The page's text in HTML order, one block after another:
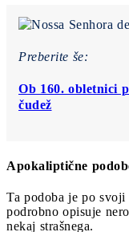
Preberite še:
Ob 160. obletnici
čudež
Apokaliptične
Ta podoba je po
podrobno opisuje
nekaj strašnega.